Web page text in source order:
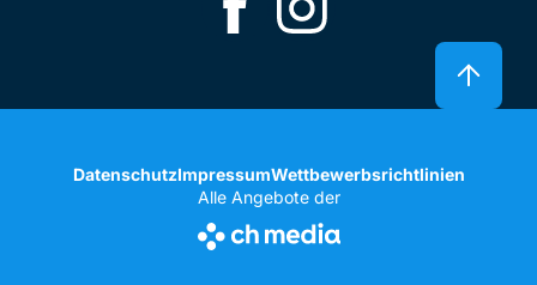
DatenschutzImpressumWettbewerbsrichtlinien
Alle Angebote der